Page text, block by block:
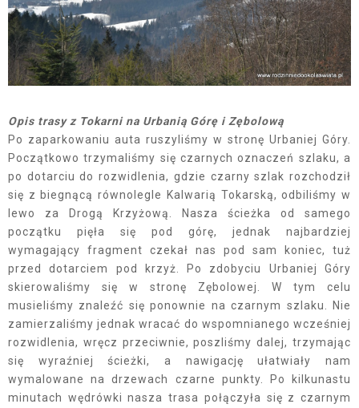
Opis trasy z Tokarni na Urbanią Górę i Zębolową
Po zaparkowaniu auta ruszyliśmy w stronę Urbaniej Góry.
Początkowo trzymaliśmy się czarnych oznaczeń szlaku, a
po dotarciu do rozwidlenia, gdzie czarny szlak rozchodził
się z biegnącą równolegle Kalwarią Tokarską, odbiliśmy w
lewo za Drogą Krzyżową. Nasza ścieżka od samego
początku pięła się pod górę, jednak najbardziej
wymagający fragment czekał nas pod sam koniec, tuż
przed dotarciem pod krzyż. Po zdobyciu Urbaniej Góry
skierowaliśmy się w stronę Zębolowej. W tym celu
musieliśmy znaleźć się ponownie na czarnym szlaku. Nie
zamierzaliśmy jednak wracać do wspomnianego wcześniej
rozwidlenia, wręcz przeciwnie, poszliśmy dalej, trzymając
się wyraźniej ścieżki, a nawigację ułatwiały nam
wymalowane na drzewach czarne punkty. Po kilkunastu
minutach wędrówki nasza trasa połączyła się z czarnym